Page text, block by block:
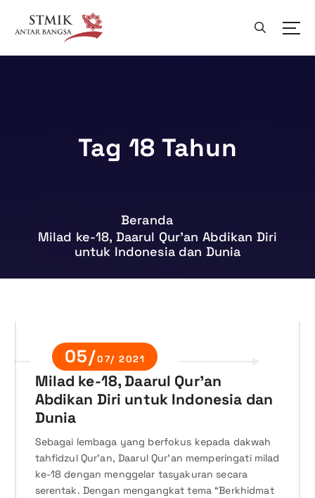
a
Tag 18 Tahun
Beranda
Milad ke-18, Daarul Qur’an Abdikan Diri
untuk Indonesia dan Dunia
05/07/ 2021
Milad ke-18, Daarul Qur’an
Abdikan Diri untuk Indonesia dan
Dunia
Sebagai lembaga yang berfokus kepada dakwah
tahfidzul Qur’an, Daarul Qur’an memperingati milad
ke-18 dengan menggelar tasyakuran secara
serentak. Dengan mengangkat tema “Berkhidmat